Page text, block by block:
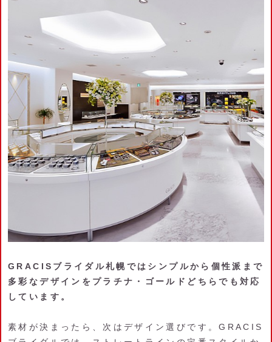
GRACISブライダル札幌ではシンプルから個性派まで
多彩なデザインをプラチナ・ゴールドどちらでも対応
しています。
素材が決まったら、次はデザイン選びです。GRACIS